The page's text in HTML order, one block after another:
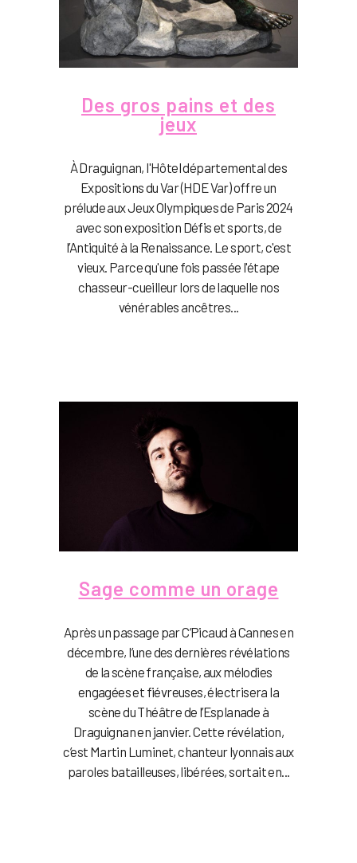
Des gros pains et des
jeux
À Draguignan, l'Hôtel départemental des
Expositions du Var (HDE Var) offre un
prélude aux Jeux Olympiques de Paris 2024
avec son exposition Défis et sports, de
l’Antiquité à la Renaissance. Le sport, c'est
vieux. Parce qu'une fois passée l'étape
chasseur-cueilleur lors de laquelle nos
vénérables ancêtres...
Sage comme un orage
Après un passage par C’Picaud à Cannes en
décembre, l’une des dernières révélations
de la scène française, aux mélodies
engagées et fiévreuses, électrisera la
scène du Théâtre de l’Esplanade à
Draguignan en janvier. Cette révélation,
c’est Martin Luminet, chanteur lyonnais aux
paroles batailleuses, libérées, sortait en...